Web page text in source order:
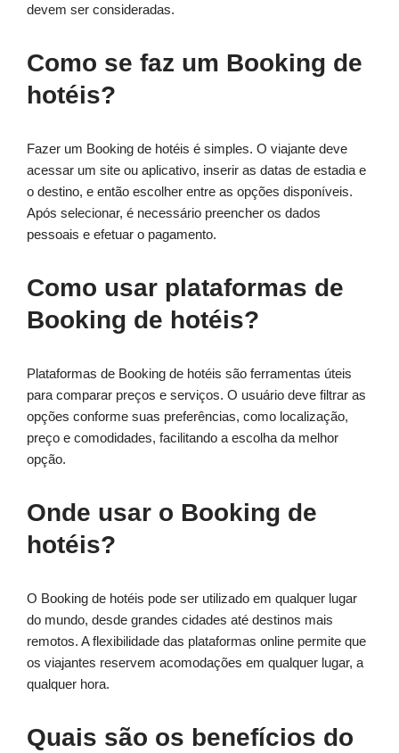
devem ser consideradas.
Como se faz um Booking de
hotéis?
Fazer um Booking de hotéis é simples. O viajante deve
acessar um site ou aplicativo, inserir as datas de estadia e
o destino, e então escolher entre as opções disponíveis.
Após selecionar, é necessário preencher os dados
pessoais e efetuar o pagamento.
Como usar plataformas de
Booking de hotéis?
Plataformas de Booking de hotéis são ferramentas úteis
para comparar preços e serviços. O usuário deve filtrar as
opções conforme suas preferências, como localização,
preço e comodidades, facilitando a escolha da melhor
opção.
Onde usar o Booking de
hotéis?
O Booking de hotéis pode ser utilizado em qualquer lugar
do mundo, desde grandes cidades até destinos mais
remotos. A flexibilidade das plataformas online permite que
os viajantes reservem acomodações em qualquer lugar, a
qualquer hora.
Quais são os benefícios do